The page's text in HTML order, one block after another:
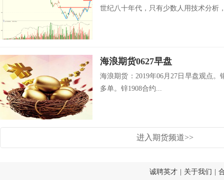
世纪八十年代，只有少数人用技术分析
海浪期货0627早盘
海浪期货：2019年06月27日早盘观点。
多单。锌1908合约...
进入期货频道>>
诚聘英才 关于我们